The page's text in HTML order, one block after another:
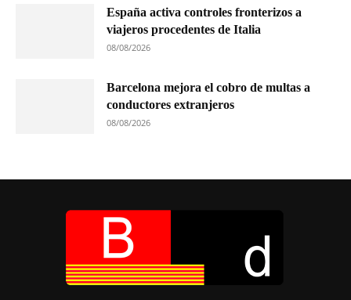
España activa controles fronterizos a
viajeros procedentes de Italia
08/08/2026
Barcelona mejora el cobro de multas a
conductores extranjeros
08/08/2026